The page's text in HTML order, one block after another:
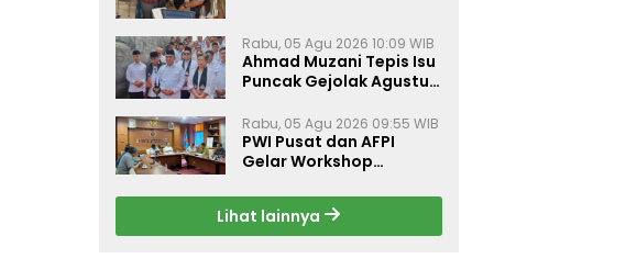
Makin Prima
Rabu, 05 Agu 2026 10:09 WIB
Ahmad Muzani Tepis Isu
Puncak Gejolak Agustus
Perkuat Persatuan
Rabu, 05 Agu 2026 09:55 WIB
PWI Pusat dan AFPI
Gelar Workshop
Inklusi Keuangan, dan
Perlindungan Publik
Lihat lainnya